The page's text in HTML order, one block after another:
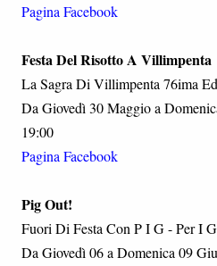
Pagina Facebook
Festa Del Risotto A Villimpenta
La Sagra Di Villimpenta 76ima
Da Giovedì 30 Maggio a
19:00
Pagina Facebook
Pig Out!
Fuori Di Festa Con P I G - Per I
Da Giovedì 06 a Domenica 09